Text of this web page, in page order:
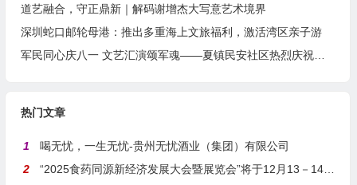
道艺融合，守正鼎新｜解码谢增杰大写意艺术境界
深圳蛇口邮轮母港：推出多重海上文旅福利，激活湾区亲子游
军民同心庆八一 文艺汇演颂军魂——夏镇民安社区热烈庆祝建军99周年
热门文章
1
喝无忧，一生无忧-贵州无忧酒业（集团）有限公司
2
“2025食药同源新经济发展大会暨展览会”将于12月13－14日在沪举行